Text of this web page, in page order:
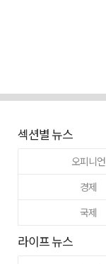
섹션별 뉴스
오피니언
경제
국제
라이프 뉴스